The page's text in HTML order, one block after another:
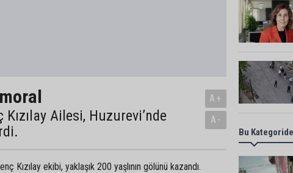
Ailesi, Huzurevi’nde
A+
A-
Kızılay ekibi, yaklaşık 200 yaşlının gölünü kazandı.
Bu